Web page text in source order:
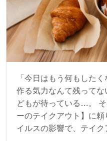
「今日はもう何もした
作る気力なんて残って
どもが待っている…。
ーのテイクアウト】に
イルスの影響で、テイ